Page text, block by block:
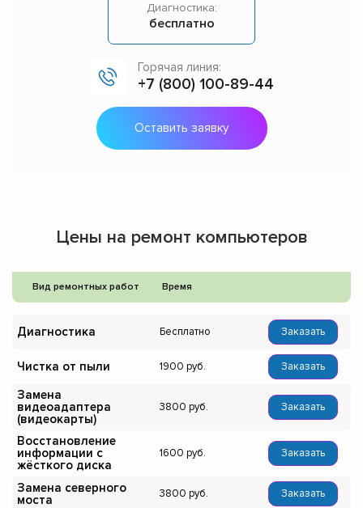
Диагностика:
бесплатно
Горячая линия:
+7 (800) 100-89-44
Оставить заявку
Цены на ремонт компьютеров
Вид ремонтных работ Время
Диагностика Бесплатно Заказать
Чистка от пыли 1900 Заказать
Замена
видеоадаптера
(видеокарты)
3800 Заказать
Восстановление
информации с
жёсткого диска
1600 Заказать
Замена северного
моста
3800 Заказать